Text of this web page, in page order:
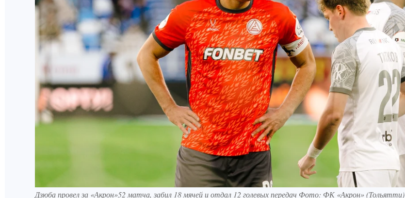
Дзюба провел за «Акрон»52 матча, забил 18 мячей и отдал 12 голевых передач Фото: ФК «Акрон» (Тольятти)